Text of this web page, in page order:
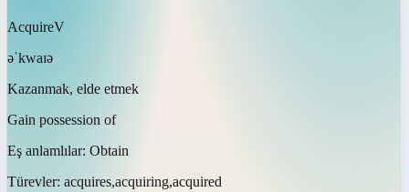
AcquireV
əˈkwaɪə
Kazanmak, elde etmek
Gain possession of
Eş anlamlılar: Obtain
Türevler: acquires,acquiring,acquired